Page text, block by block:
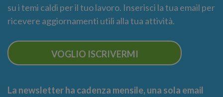
su i temi caldi per il tuo lavoro. Inserisci la tua email per
ricevere aggiornamenti utili alla tua attività.
VOGLIO ISCRIVERMI
La newsletter ha cadenza mensile, una sola email